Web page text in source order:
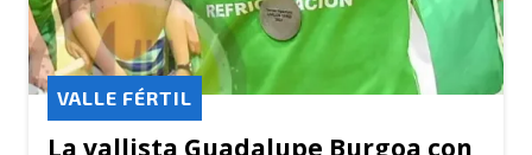
La vallista Guadalupe Burgoa con
VALLE FÉRTIL